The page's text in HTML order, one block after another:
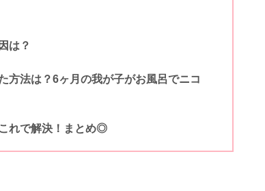
は？
方法は？6ヶ月の我が子がお風呂でニコ
れで解決！まとめ◎